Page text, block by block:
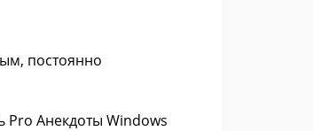
постоянно
Анекдоты Windows